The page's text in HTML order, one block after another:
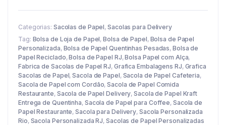
Categorias: Sacolas de Papel,Sacolas para Delivery
Tag: Bolsa de Loja de Papel,Bolsa de Papel, Bolsa de Papel
Personalizada, Bolsa de Papel Quentinhas Pesadas,Bolsa de
Papel Reciclado,Bolsa de Papel RJ,Bolsa Papel com Alça,
Fabrica de Sacolas de Papel RJ, Grafica Embalagens RJ, Grafica
Sacolas de Papel,Sacola de Papel, Sacola de Papel Cafeteria,
Sacola de Papel com Cordão,Sacola de Papel Comida
Restaurante, Sacola de Papel Delivery,Sacola de Papel Kraft
Entrega de Quentinha, Sacola de Papel para Coffee, Sacola de
Papel Restaurante,Sacola para Delivery, Sacola Personalizada
Rio, Sacola Personalizada RJ,Sacolas de Papel Personalizadas